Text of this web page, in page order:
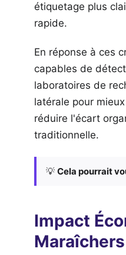
étiquetage plus
rapide.
En réponse à ces
capables de
laboratoires de
latérale pour
réduire l'écart
traditionnelle.
💡 Cela pourrait
Impact
Maraîchers